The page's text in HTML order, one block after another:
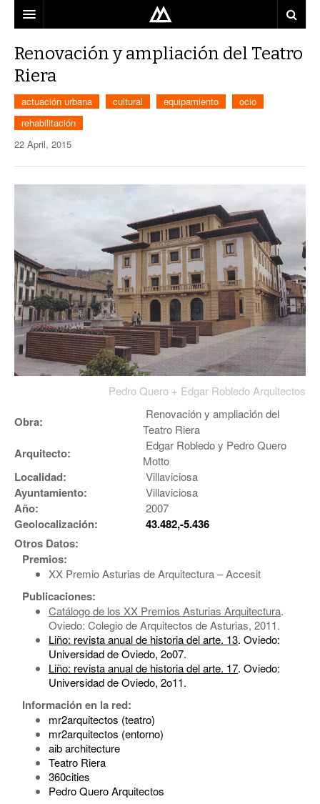
LOCALIZACIÓN
MAPA
USO
Renovación y ampliación del Teatro
Riera
actuación urbana cultural equipamiento
ocio
rehabilitación
22 April, 2015
Pedro Quero + Edgar Robledo Arquitectos
Obra:
Renovación y ampliación del
Teatro Riera
Arquitecto:
Edgar Robledo y Pedro Quero
Motto
Localidad: Villaviciosa
Ayuntamiento: Villaviciosa
Año: 2007
Geolocalización:
43.482,-5.436
Otros Datos:
Premios:
XX Premio Asturias de Arquitectura – Accesit
Publicaciones:
Catálogo de los XX Premios Asturias Arquitectura.
Oviedo: Colegio de Arquitectos de Asturias, 2011.
Liño: revista anual de historia del arte. 13. Oviedo:
Universidad de Oviedo, 2o07.
Liño: revista anual de historia del arte. 17. Oviedo:
Universidad de Oviedo, 2o11.
Información en la red:
mr2arquitectos (teatro)
mr2arquitectos (entorno)
aib architecture
Teatro Riera
360cities
Pedro Quero Arquitectos